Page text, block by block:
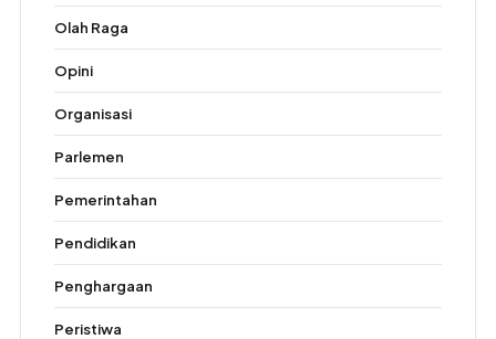
Olah Raga
Opini
Organisasi
Parlemen
Pemerintahan
Pendidikan
Penghargaan
Peristiwa